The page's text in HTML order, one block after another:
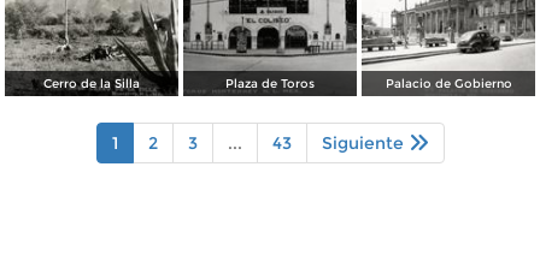
Cerro de la Silla Plaza de Toros Palacio de Gobierno
1 2 3 ... 43 Siguiente